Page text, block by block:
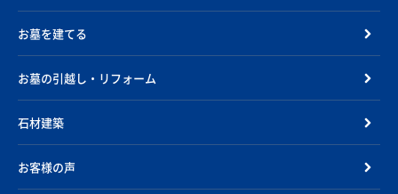
お墓を建てる
お墓の引越し・リフォーム
石材建築
お客様の声